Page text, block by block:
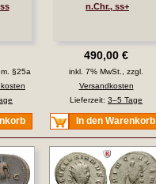
§25a
n.Chr., ss+
490,00 €
inkl. 7% MwSt., zzgl.
Versandkosten
Lieferzeit: 3–5 Tage
In den Warenkorb